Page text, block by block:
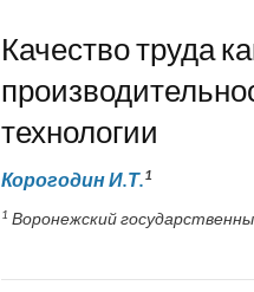
Качество труда
технологии
Корогодин И.Т.1
1 Воронежский